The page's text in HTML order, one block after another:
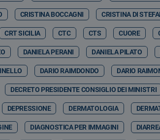
CRISTINA BOCCAGNI CRISTINA DI
CRT SICILIA CTC CTS CUORE
DANIELA PERANI DANIELA PILATO
DARIO RAIMDONDO DARIO
DECRETO PRESIDENTE CONSIGLIO DEI MINISTRI
DEPRESSIONE DERMATOLOGIA
DIAGNOSTICA PER IMMAGINI